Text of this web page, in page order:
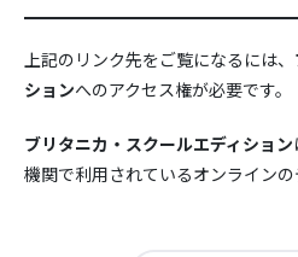
上記のリンク先をご覧になるには、
ションへのアクセス権が必要です。
ブリタニカ・スクールエディション
機関で利用されているオンラインの